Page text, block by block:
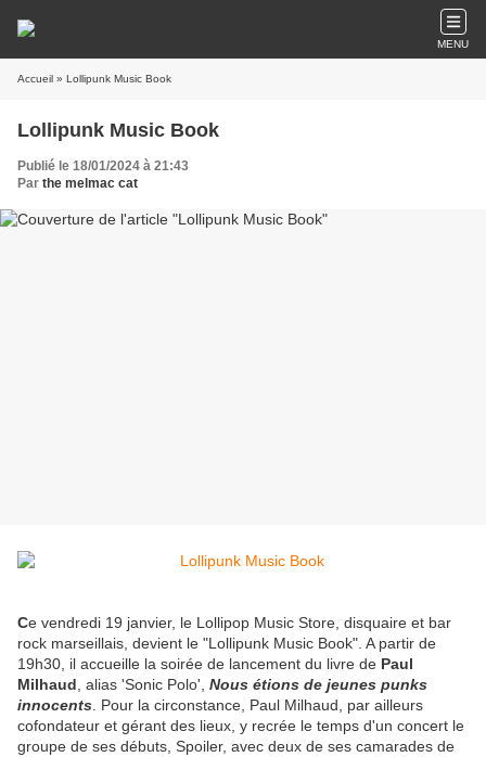
MENU
Accueil » Lollipunk Music Book
Lollipunk Music Book
Publié le 18/01/2024 à 21:43
Par the melmac cat
Ce vendredi 19 janvier, le Lollipop Music Store, disquaire et bar
rock marseillais, devient le "Lollipunk Music Book". A partir de
19h30, il accueille la soirée de lancement du livre de Paul
Milhaud , alias 'Sonic Polo', Nous étions de jeunes punks
innocents . Pour la circonstance, Paul Milhaud, par ailleurs
cofondateur et gérant des lieux, y recrée le temps d'un concert le
groupe de ses débuts, Spoiler, avec deux de ses camarades de